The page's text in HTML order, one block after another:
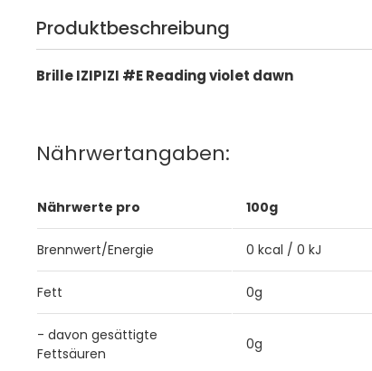
Produktbeschreibung
Brille IZIPIZI #E Reading violet dawn
Nährwertangaben:
Nährwerte pro 100g
Brennwert/Energie 0 kcal / 0 kJ
Fett 0g
- davon gesättigte
Fettsäuren
0g